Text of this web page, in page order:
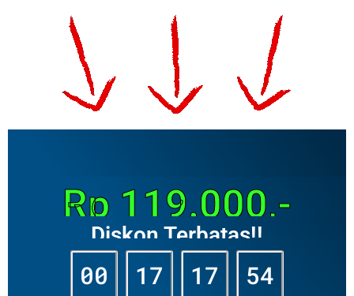
Rp 119.000,-
Diskon Terbatas!!
00 17 17 52